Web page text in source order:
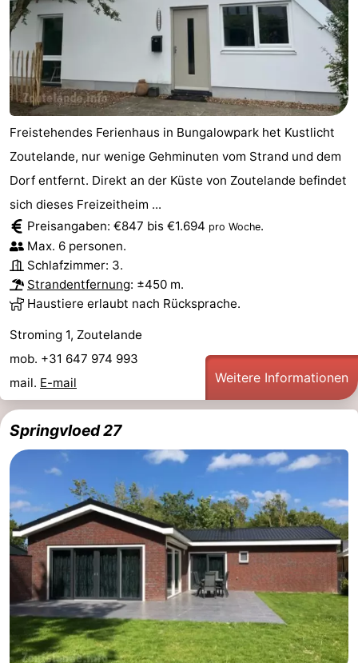
Freistehendes Ferienhaus in Bungalowpark het Kustlicht
Zoutelande, nur wenige Gehminuten vom Strand und dem
Dorf entfernt. Direkt an der Küste von Zoutelande befindet
sich dieses Freizeitheim ...
Preisangaben: €847 bis €1.694 pro Woche.
Max. 6 personen.
Schlafzimmer: 3.
Strandentfernung: ±450 m.
Haustiere erlaubt nach Rücksprache.
Stroming 1, Zoutelande
mob. +31 647 974 993
mail. E-mail Weitere Informationen
Springvloed 27